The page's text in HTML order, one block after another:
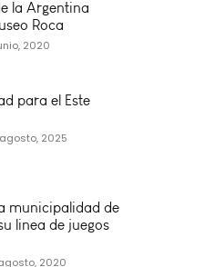
la Argentina
Roca
2020
para el Este
2025
municipalidad de
linea de juegos
2020